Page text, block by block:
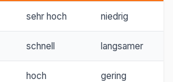
sehr hoch niedrig
schnell langsamer
hoch gering